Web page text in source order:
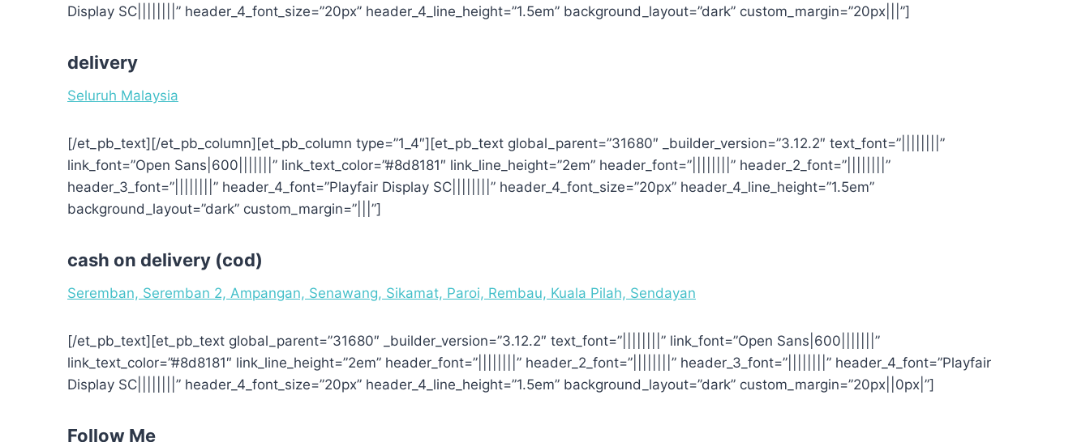
Display SC||||||||” header_4_font_size=”20px” header_4_line_height=”1.5em” background_layout=”dark” custom_margin=”20px|||”]
delivery
Seluruh Malaysia
[/et_pb_text][/et_pb_column][et_pb_column type=”1_4″][et_pb_text global_parent=”31680″ _builder_version=”3.12.2″ text_font=”||||||||”
link_font=”Open Sans|600|||||||” link_text_color=”#8d8181″ link_line_height=”2em” header_font=”||||||||” header_2_font=”||||||||”
header_3_font=”||||||||” header_4_font=”Playfair Display SC||||||||” header_4_font_size=”20px” header_4_line_height=”1.5em”
background_layout=”dark” custom_margin=”|||”]
cash on delivery (cod)
Seremban, Seremban 2, Ampangan, Senawang, Sikamat, Paroi, Rembau, Kuala Pilah, Sendayan
[/et_pb_text][et_pb_text global_parent=”31680″ _builder_version=”3.12.2″ text_font=”||||||||” link_font=”Open Sans|600|||||||”
link_text_color=”#8d8181″ link_line_height=”2em” header_font=”||||||||” header_2_font=”||||||||” header_3_font=”||||||||” header_4_font=”Playfair
Display SC||||||||” header_4_font_size=”20px” header_4_line_height=”1.5em” background_layout=”dark” custom_margin=”20px||0px|”]
Follow Me